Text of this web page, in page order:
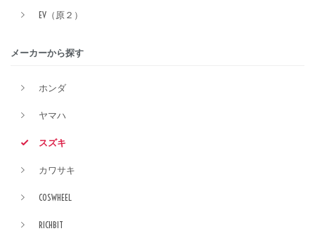
EV（原２）
メーカーから探す
ホンダ
ヤマハ
スズキ
カワサキ
COSWHEEL
RICHBIT